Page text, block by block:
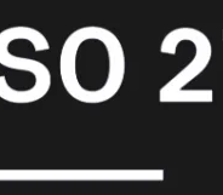
bekijken
FortiCare
FortiCare